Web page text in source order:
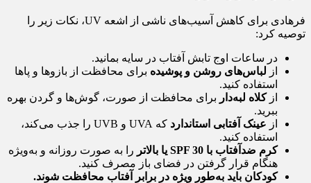
فرهادی برای کاهش آسیب‌های ناشی از اشعه UV، نکات زیر را
توصیه کرد:
در ساعات اوج تابش آفتاب در سایه بمانید.
از لباس‌های روشن و پوشیده برای محافظت از بازوها و پاها
استفاده کنید.
ازکلاه لبه‌دار برای محافظت از صورت، گوش‌ها و گردن بهره
ببرید.
از عینک آفتابی استاندارد
که UVA و UVB را جذب می‌کند،
استفاده کنید.
کرم ضدآفتاب با SPF 30 یا بالاتر
را به صورت روزانه و به‌ویژه
هنگام قرار گرفتن در فضای باز مصرف کنید.
کودکان باید به‌طور ویژه در برابر آفتاب محافظت شوند.